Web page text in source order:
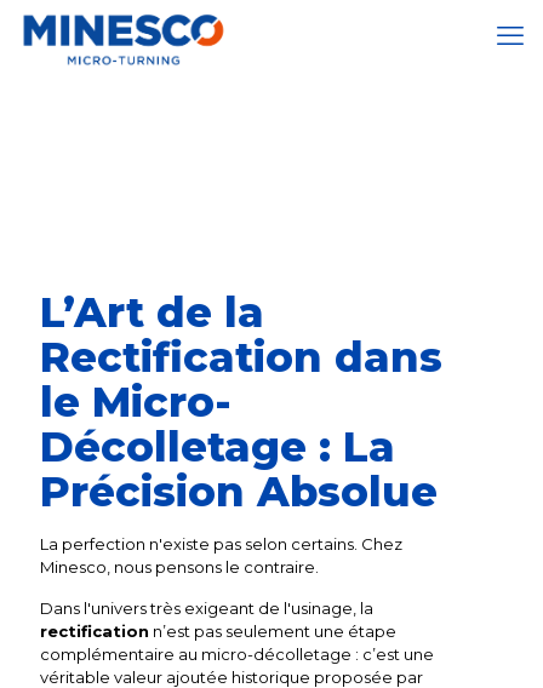
L’Art de la
Rectification dans
le Micro-
Décolletage : La
Précision Absolue
La perfection n'existe pas selon certains. Chez
Minesco, nous pensons le contraire.
Dans l'univers très exigeant de l'usinage, la
rectification n’est pas seulement une étape
complémentaire au micro-décolletage : c’est une
véritable valeur ajoutée historique proposée par